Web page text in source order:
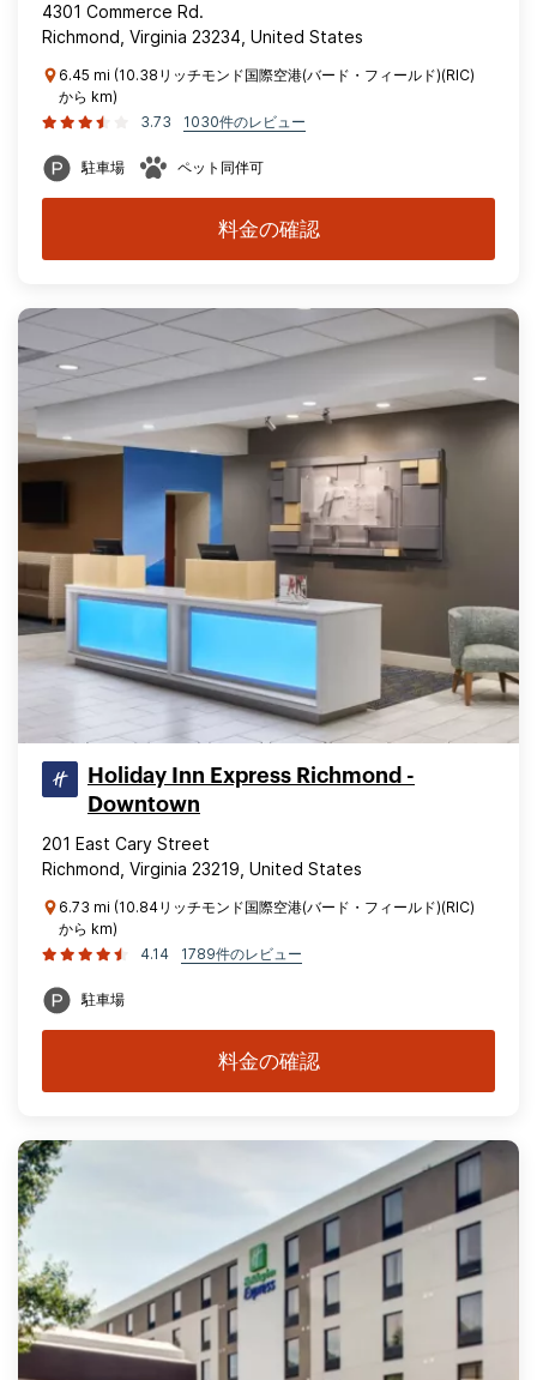
4301 Commerce Rd.
Richmond, Virginia 23234, United States
6.45 mi (10.38リッチモンド国際空港(バード・フィールド)(RIC)
から km)
3.73
1030件のレビュー
駐車場 ペット同伴可
料金の確認
Holiday Inn Express Richmond -
Downtown
201 East Cary Street
Richmond, Virginia 23219, United States
6.73 mi (10.84リッチモンド国際空港(バード・フィールド)(RIC)
から km)
4.14
1789件のレビュー
駐車場
料金の確認